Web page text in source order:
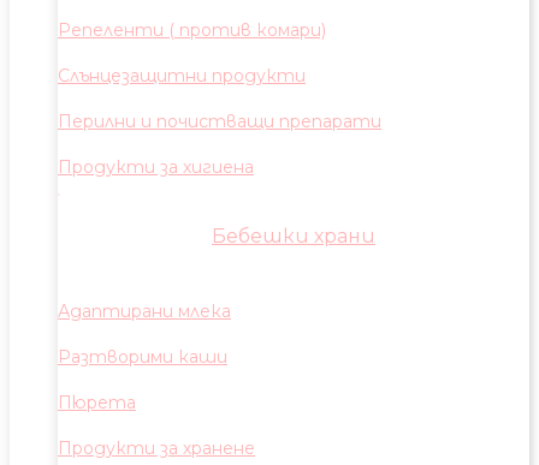
Репеленти ( против комари)
Слънцезащитни продукти
Перилни и почистващи препарати
Продукти за хигиена
Бебешки храни
Адаптирани млека
Разтворими каши
Пюрета
Продукти за хранене